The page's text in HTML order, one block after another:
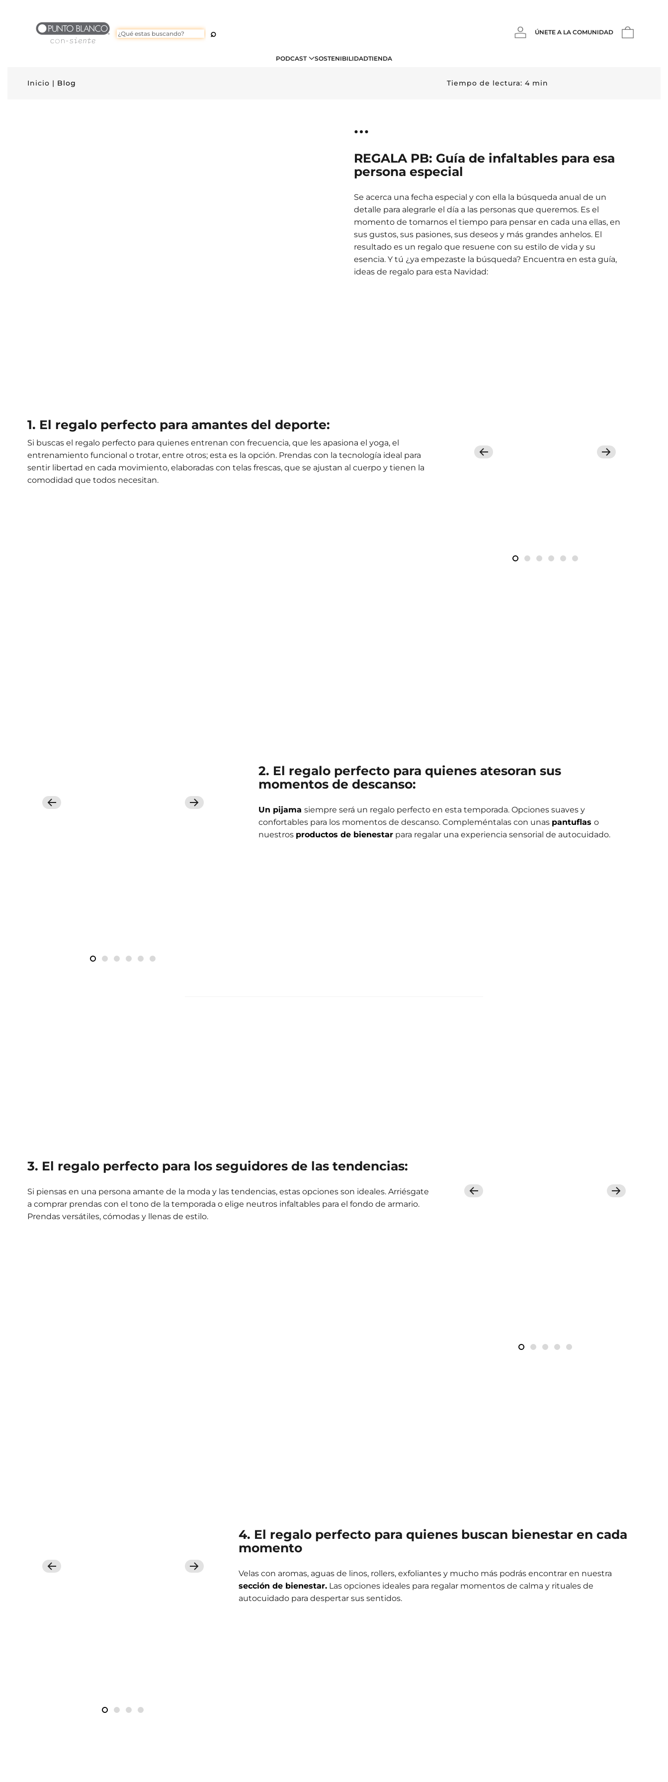
PODCAST SOSTENIBILIDADTIENDA
ÚNETE A LA COMUNIDAD
Inicio | Blog Tiempo de lectura: 4 min
REGALA PB: Guía de infaltables para esa
persona especial
Se acerca una fecha especial y con ella la búsqueda anual de un
detalle para alegrarle el día a las personas que queremos. Es el
momento de tomarnos el tiempo para pensar en cada una ellas, en
sus gustos, sus pasiones, sus deseos y más grandes anhelos. El
resultado es un regalo que resuene con su estilo de vida y su
esencia. Y tú ¿ya empezaste la búsqueda? Encuentra en esta guía,
ideas de regalo para esta Navidad:
1. El regalo perfecto para amantes del deporte:
Si buscas el regalo perfecto para quienes entrenan con frecuencia, que les apasiona el yoga, el
entrenamiento funcional o trotar, entre otros; esta es la opción. Prendas con la tecnología ideal para
sentir libertad en cada movimiento, elaboradas con telas frescas, que se ajustan al cuerpo y tienen la
comodidad que todos necesitan.
2. El regalo perfecto para quienes atesoran sus
momentos de descanso:
Un pijama siempre será un regalo perfecto en esta temporada. Opciones suaves y
confortables para los momentos de descanso. Compleméntalas con unas pantuflas o
nuestros productos de bienestarpara regalar una experiencia sensorial de autocuidado.
3. El regalo perfecto para los seguidores de las tendencias:
Si piensas en una persona amante de la moda y las tendencias, estas opciones son ideales. Arriésgate
a comprar prendas con el tono de la temporada o elige neutros infaltables para el fondo de armario.
Prendas versátiles, cómodas y llenas de estilo.
4. El regalo perfecto para quienes buscan bienestar en cada
momento
Velas con aromas, aguas de linos, rollers, exfoliantes y mucho más podrás encontrar en nuestra
sección de bienestar.Las opciones ideales para regalar momentos de calma y rituales de
autocuidado para despertar sus sentidos.